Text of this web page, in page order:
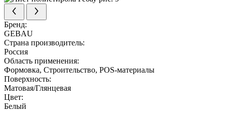
Бренд:
GEBAU
Страна производитель:
Россия
Область применения:
Формовка, Строительство, POS-материалы
Поверхность:
Матовая/Глянцевая
Цвет:
Белый